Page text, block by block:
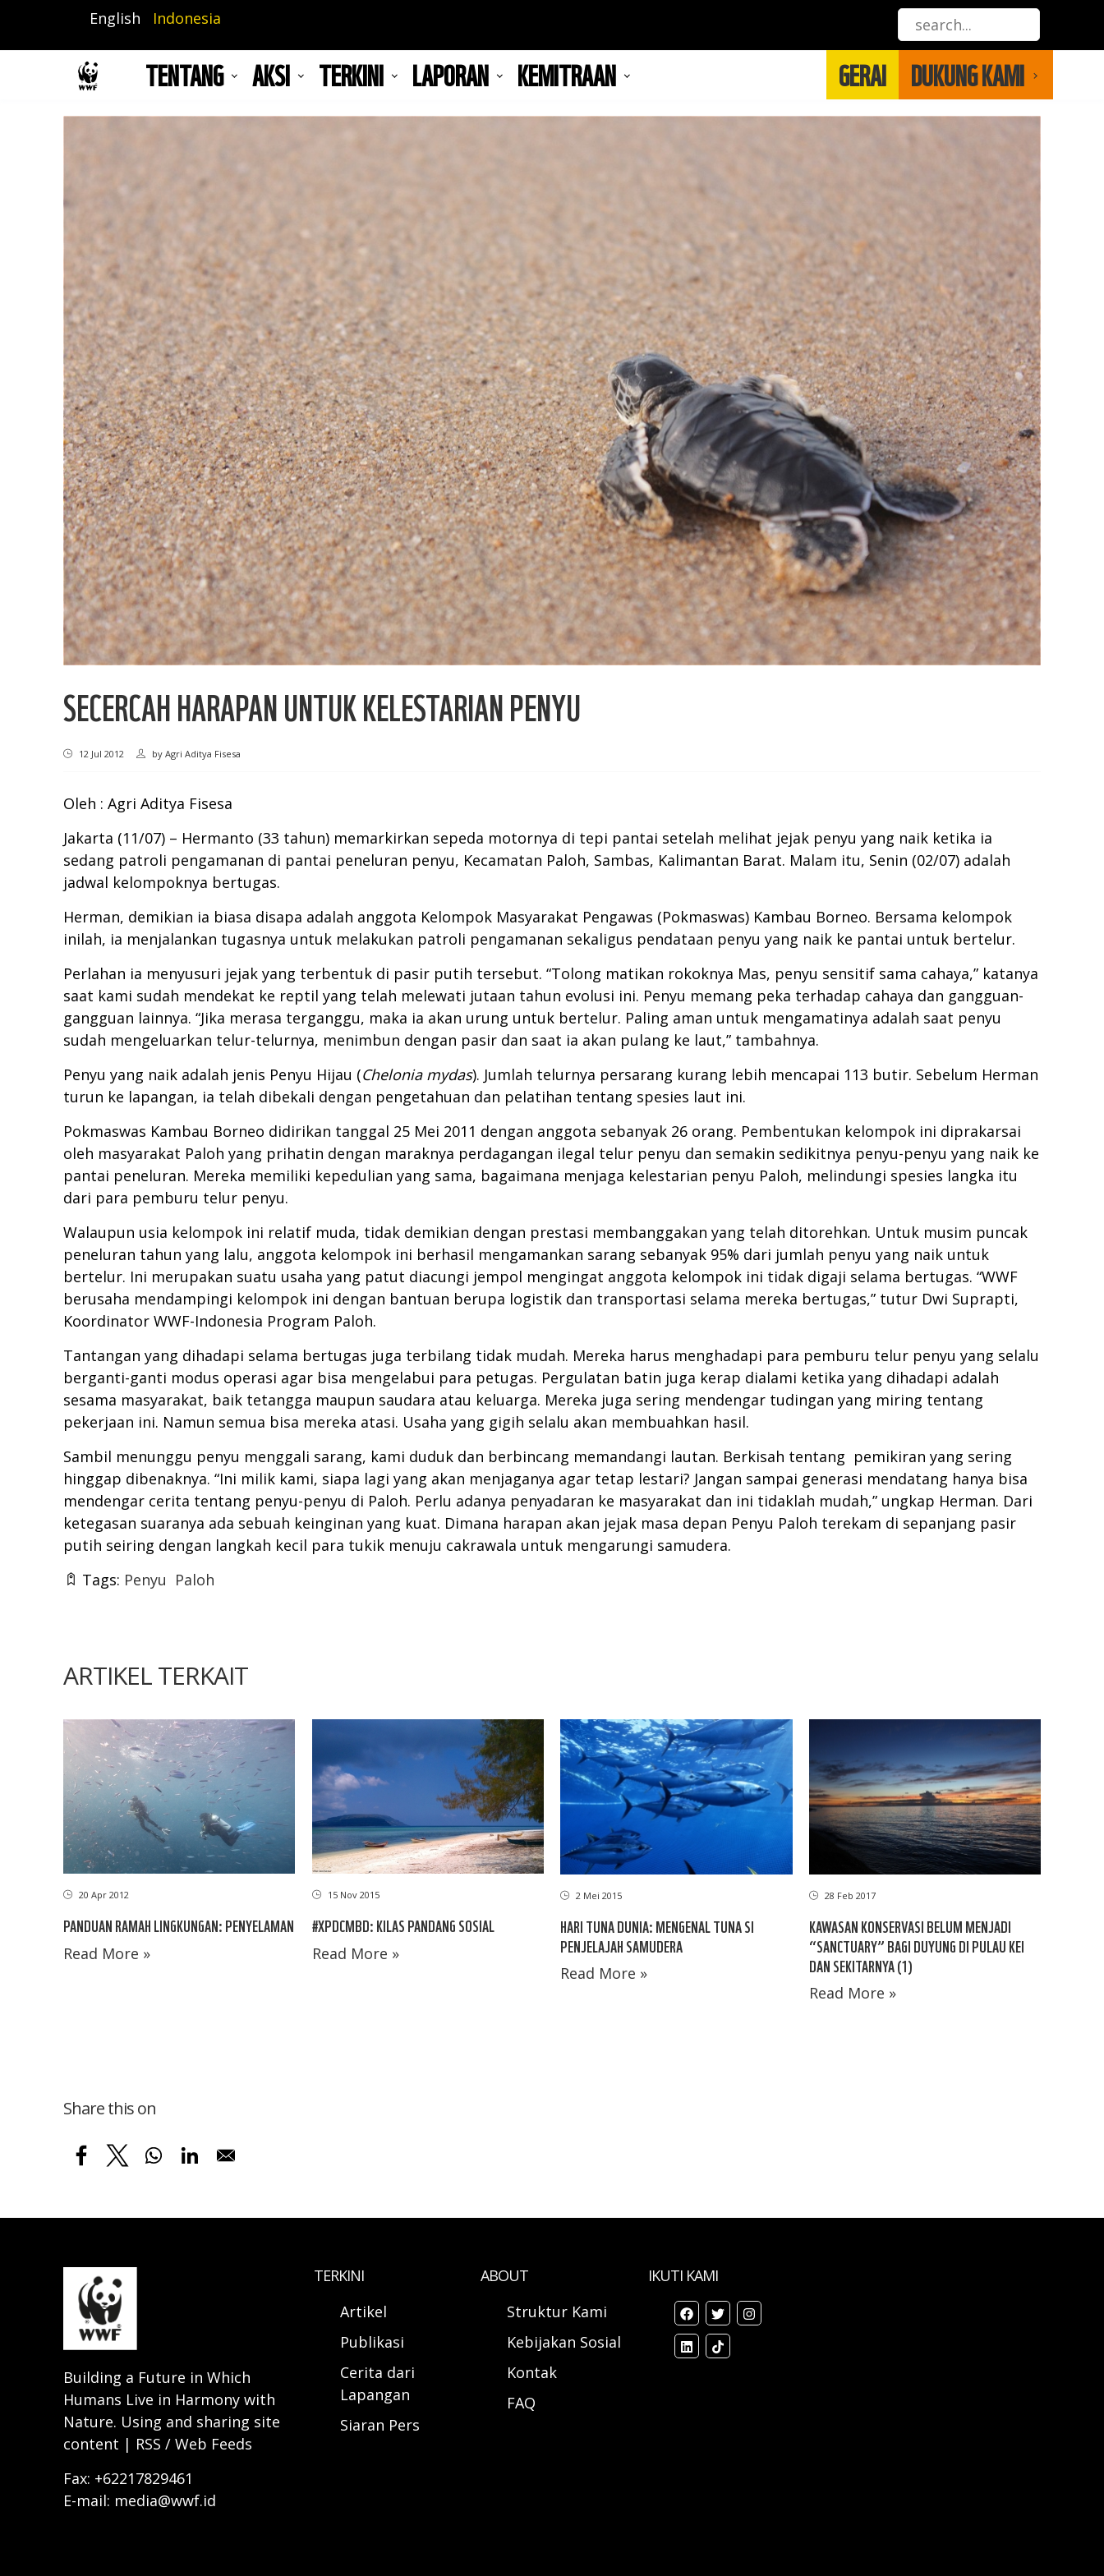
isi
English Indonesia
TENTANG AKSI TERKINI LAPORAN KEMITRAAN GERAI DUKUNG KAMI
SECERCAH HARAPAN UNTUK KELESTARIAN PENYU
12 Jul 2012 by Agri Aditya Fisesa
Oleh : Agri Aditya Fisesa
Jakarta (11/07) – Hermanto (33 tahun) memarkirkan sepeda motornya di tepi pantai setelah melihat jejak penyu yang naik ketika ia
sedang patroli pengamanan di pantai peneluran penyu, Kecamatan Paloh, Sambas, Kalimantan Barat. Malam itu, Senin (02/07) adalah
jadwal kelompoknya bertugas.
Herman, demikian ia biasa disapa adalah anggota Kelompok Masyarakat Pengawas (Pokmaswas) Kambau Borneo. Bersama kelompok
inilah, ia menjalankan tugasnya untuk melakukan patroli pengamanan sekaligus pendataan penyu yang naik ke pantai untuk bertelur.
Perlahan ia menyusuri jejak yang terbentuk di pasir putih tersebut. “Tolong matikan rokoknya Mas, penyu sensitif sama cahaya,” katanya
saat kami sudah mendekat ke reptil yang telah melewati jutaan tahun evolusi ini. Penyu memang peka terhadap cahaya dan gangguan-
gangguan lainnya. “Jika merasa terganggu, maka ia akan urung untuk bertelur. Paling aman untuk mengamatinya adalah saat penyu
sudah mengeluarkan telur-telurnya, menimbun dengan pasir dan saat ia akan pulang ke laut,” tambahnya.
Penyu yang naik adalah jenis Penyu Hijau (Chelonia mydas). Jumlah telurnya persarang kurang lebih mencapai 113 butir. Sebelum Herman
turun ke lapangan, ia telah dibekali dengan pengetahuan dan pelatihan tentang spesies laut ini.
Pokmaswas Kambau Borneo didirikan tanggal 25 Mei 2011 dengan anggota sebanyak 26 orang. Pembentukan kelompok ini diprakarsai
oleh masyarakat Paloh yang prihatin dengan maraknya perdagangan ilegal telur penyu dan semakin sedikitnya penyu-penyu yang naik ke
pantai peneluran. Mereka memiliki kepedulian yang sama, bagaimana menjaga kelestarian penyu Paloh, melindungi spesies langka itu
dari para pemburu telur penyu.
Walaupun usia kelompok ini relatif muda, tidak demikian dengan prestasi membanggakan yang telah ditorehkan. Untuk musim puncak
peneluran tahun yang lalu, anggota kelompok ini berhasil mengamankan sarang sebanyak 95% dari jumlah penyu yang naik untuk
bertelur. Ini merupakan suatu usaha yang patut diacungi jempol mengingat anggota kelompok ini tidak digaji selama bertugas. “WWF
berusaha mendampingi kelompok ini dengan bantuan berupa logistik dan transportasi selama mereka bertugas,” tutur Dwi Suprapti,
Koordinator WWF-Indonesia Program Paloh.
Tantangan yang dihadapi selama bertugas juga terbilang tidak mudah. Mereka harus menghadapi para pemburu telur penyu yang selalu
berganti-ganti modus operasi agar bisa mengelabui para petugas. Pergulatan batin juga kerap dialami ketika yang dihadapi adalah
sesama masyarakat, baik tetangga maupun saudara atau keluarga. Mereka juga sering mendengar tudingan yang miring tentang
pekerjaan ini. Namun semua bisa mereka atasi. Usaha yang gigih selalu akan membuahkan hasil.
Sambil menunggu penyu menggali sarang, kami duduk dan berbincang memandangi lautan. Berkisah tentang pemikiran yang sering
hinggap dibenaknya. “Ini milik kami, siapa lagi yang akan menjaganya agar tetap lestari? Jangan sampai generasi mendatang hanya bisa
mendengar cerita tentang penyu-penyu di Paloh. Perlu adanya penyadaran ke masyarakat dan ini tidaklah mudah,” ungkap Herman. Dari
ketegasan suaranya ada sebuah keinginan yang kuat. Dimana harapan akan jejak masa depan Penyu Paloh terekam di sepanjang pasir
putih seiring dengan langkah kecil para tukik menuju cakrawala untuk mengarungi samudera.
Tags: Penyu Paloh
ARTIKEL TERKAIT
20 Apr 2012
PANDUAN RAMAH LINGKUNGAN: PENYELAMAN
Read More »
15 Nov 2015
#XPDCMBD: KILAS PANDANG SOSIAL
Read More »
2 Mei 2015
HARI TUNA DUNIA: MENGENAL TUNA SI
PENJELAJAH SAMUDERA
Read More »
28 Feb 2017
KAWASAN KONSERVASI BELUM MENJADI
“SANCTUARY” BAGI DUYUNG DI PULAU KEI
DAN SEKITARNYA (1)
Read More »
Share this on
Building a Future in Which
Humans Live in Harmony with
Nature. Using and sharing site
content | RSS / Web Feeds
Fax: +62217829461
E-mail: media@wwf.id
TERKINI
Artikel
Publikasi
Cerita dari
Lapangan
Siaran Pers
ABOUT
Struktur Kami
Kebijakan Sosial
Kontak
FAQ
IKUTI KAMI